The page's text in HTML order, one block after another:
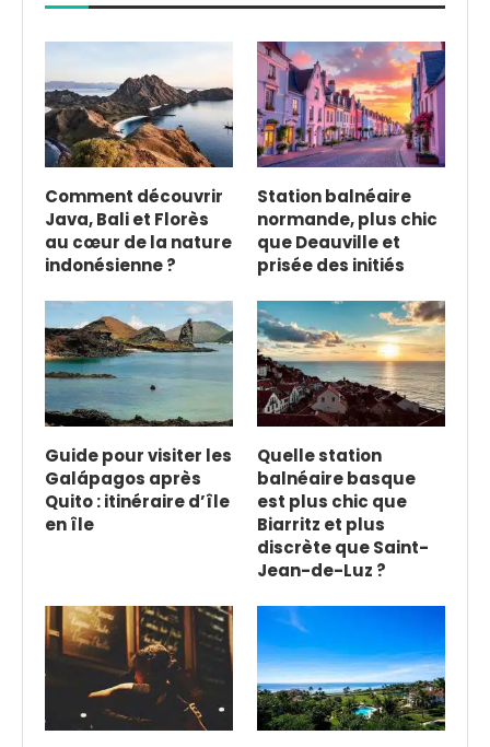
Comment découvrir
Java, Bali et Florès
au cœur de la nature
indonésienne ?
Station balnéaire
normande, plus chic
que Deauville et
prisée des initiés
Guide pour visiter les
Galápagos après
Quito : itinéraire d’île
en île
Quelle station
balnéaire basque
est plus chic que
Biarritz et plus
discrète que Saint-
Jean-de-Luz ?